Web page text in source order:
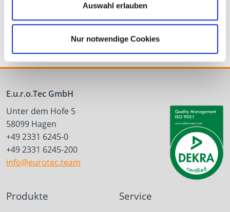
Auswahl erlauben
Nur notwendige Cookies
Profilbohrschraube
E.u.r.o.Tec GmbH
Unter dem Hofe 5
58099 Hagen
+49 2331 6245-0
+49 2331 6245-200
info@eurotec.team
Produkte Service